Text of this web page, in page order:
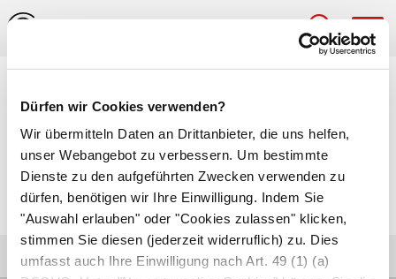
Dürfen wir Cookies verwenden?
Wir übermitteln Daten an Drittanbieter, die uns helfen,
unser Webangebot zu verbessern. Um bestimmte
Dienste zu den aufgeführten Zwecken verwenden zu
dürfen, benötigen wir Ihre Einwilligung. Indem Sie
"Auswahl erlauben" oder "Cookies zulassen" klicken,
stimmen Sie diesen (jederzeit widerruflich) zu. Dies
umfasst auch Ihre Einwilligung nach Art. 49 (1) (a)
Panenzephalitis
Entzündung des gesamten Gehirns, schwere
Form derGehirnentzündung(Enzephalitis).